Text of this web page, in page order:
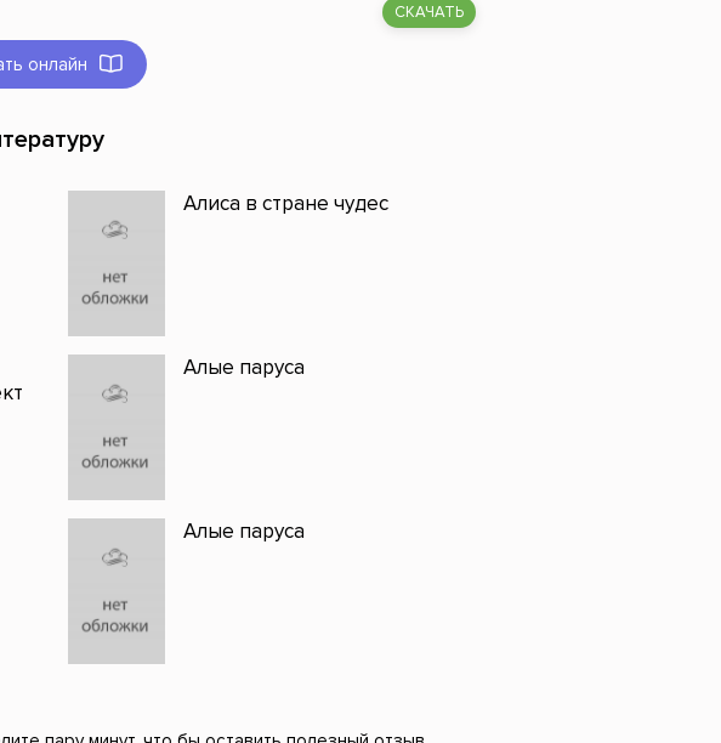
СКАЧАТЬ
онлайн
Алиса в стране чудес
Алые паруса
Алые паруса